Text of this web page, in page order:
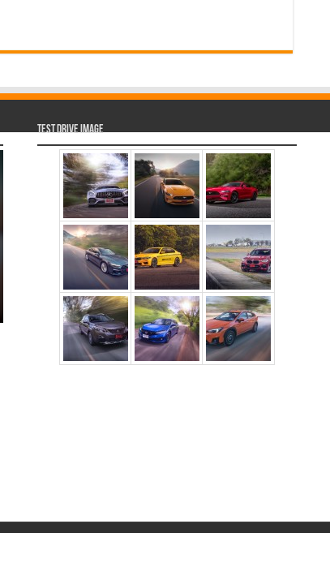
Test Drive Image